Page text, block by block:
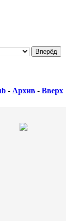
- Архив - Вверх